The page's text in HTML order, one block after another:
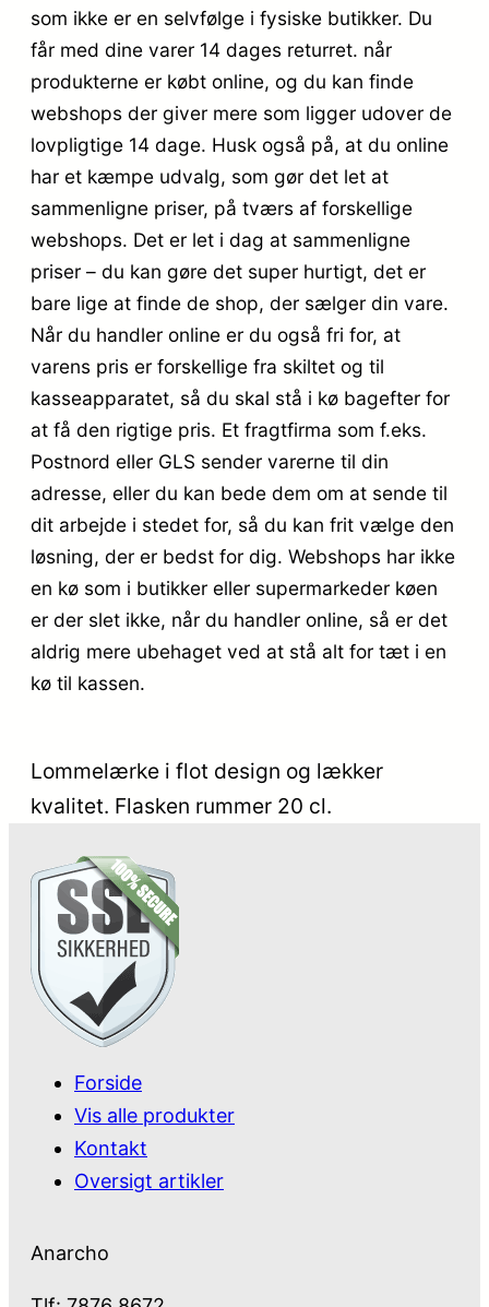
som ikke er en selvfølge i fysiske butikker. Du
får med dine varer 14 dages returret. når
produkterne er købt online, og du kan finde
webshops der giver mere som ligger udover de
lovpligtige 14 dage. Husk også på, at du online
har et kæmpe udvalg, som gør det let at
sammenligne priser, på tværs af forskellige
webshops. Det er let i dag at sammenligne
priser – du kan gøre det super hurtigt, det er
bare lige at finde de shop, der sælger din vare.
Når du handler online er du også fri for, at
varens pris er forskellige fra skiltet og til
kasseapparatet, så du skal stå i kø bagefter for
at få den rigtige pris. Et fragtfirma som f.eks.
Postnord eller GLS sender varerne til din
adresse, eller du kan bede dem om at sende til
dit arbejde i stedet for, så du kan frit vælge den
løsning, der er bedst for dig. Webshops har ikke
en kø som i butikker eller supermarkeder køen
er der slet ikke, når du handler online, så er det
aldrig mere ubehaget ved at stå alt for tæt i en
kø til kassen.
Lommelærke i flot design og lækker
kvalitet. Flasken rummer 20 cl.
Forside
Vis alle produkter
Kontakt
Oversigt artikler
Anarcho